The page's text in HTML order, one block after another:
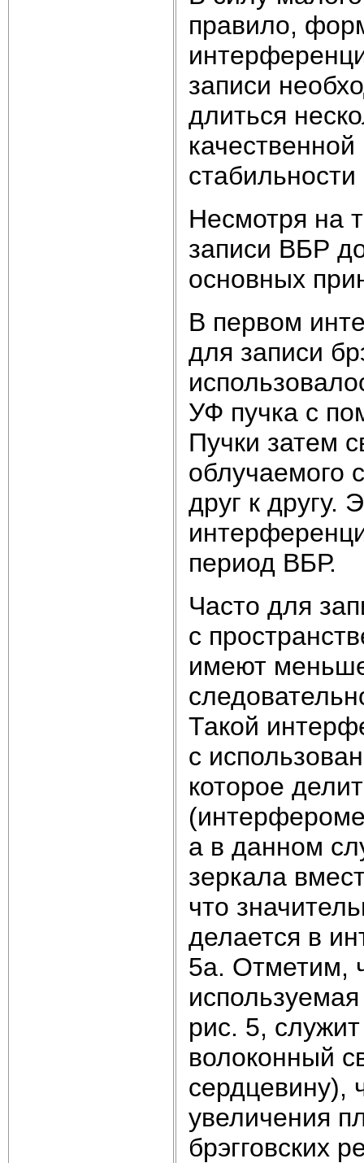
правило,
записи
длиться
Несмотря на
записи ВБР
основных
В первом
для записи
УФ пучка с
Пучки затем
облучаемого
друг к другу.
период ВБР.
Часто для
с
имеют
Такой
с
которое
a в данном
зеркала
что
делается в
5а. Отметим,
рис. 5,
волоконный
сердцевину),
увеличения
брэгговских